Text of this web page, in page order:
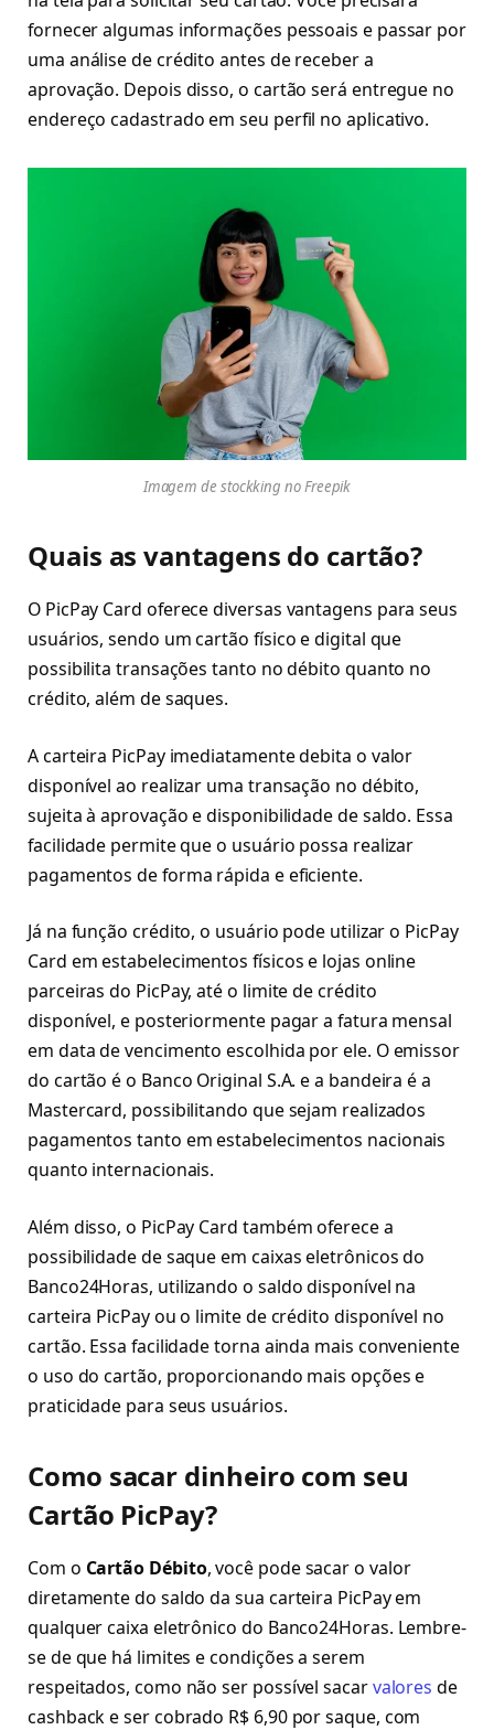
fornecer algumas informações pessoais e passar por
uma análise de crédito antes de receber a
aprovação. Depois disso, o cartão será entregue no
endereço cadastrado em seu perfil no aplicativo.
Imagem de stockking no Freepik
Quais as vantagens do cartão?
O PicPay Card oferece diversas vantagens para seus
usuários, sendo um cartão físico e digital que
possibilita transações tanto no débito quanto no
crédito, além de saques.
A carteira PicPay imediatamente debita o valor
disponível ao realizar uma transação no débito,
sujeita à aprovação e disponibilidade de saldo. Essa
facilidade permite que o usuário possa realizar
pagamentos de forma rápida e eficiente.
Já na função crédito, o usuário pode utilizar o PicPay
Card em estabelecimentos físicos e lojas online
parceiras do PicPay, até o limite de crédito
disponível, e posteriormente pagar a fatura mensal
em data de vencimento escolhida por ele. O emissor
do cartão é o Banco Original S.A. e a bandeira é a
Mastercard, possibilitando que sejam realizados
pagamentos tanto em estabelecimentos nacionais
quanto internacionais.
Além disso, o PicPay Card também oferece a
possibilidade de saque em caixas eletrônicos do
Banco24Horas, utilizando o saldo disponível na
carteira PicPay ou o limite de crédito disponível no
cartão. Essa facilidade torna ainda mais conveniente
o uso do cartão, proporcionando mais opções e
praticidade para seus usuários.
Como sacar dinheiro com seu
Cartão PicPay?
Com o Cartão Débito, você pode sacar o valor
diretamente do saldo da sua carteira PicPay em
qualquer caixa eletrônico do Banco24Horas. Lembre-
se de que há limites e condições a serem
respeitados, como não ser possível sacarvalores de
cashback e ser cobrado R$ 6,90 por saque, com